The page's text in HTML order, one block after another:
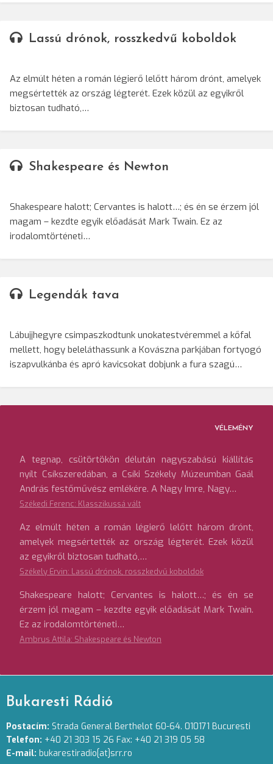
Lassú drónok, rosszkedvű koboldok
Az elmúlt héten a román légierő lelőtt három drónt, amelyek
megsértették az ország légterét. Ezek közül az egyikről
biztosan tudható,…
Shakespeare és Newton
Shakespeare halott; Cervantes is halott…; és én se érzem jól
magam – kezdte egyik előadását Mark Twain. Ez az
irodalomtörténeti…
Legendák tava
Lábujjhegyre csimpaszkodtunk unokatestvéremmel a kőfal
mellett, hogy beleláthassunk a Kovászna parkjában fortyogó
iszapvulkánba és apró kavicsokat dobjunk a fura szagú…
VÉLEMÉNY
A tegnap, csütörtökön délután nagyszabású kiállítás
nyílt Csíkszeredában, a Csíki Székely Múzeumban Gaál
András festőművész emlékére. A Nagy Imre, Nagy…
Székedi Ferenc: Klasszikussá vált
Az elmúlt héten a román légierő lelőtt három drónt,
amelyek megsértették az ország légterét. Ezek közül
az egyikről biztosan tudható,…
Székely Ervin: Lassú drónok, rosszkedvű koboldok
Shakespeare halott; Cervantes is halott…; és én se
érzem jól magam – kezdte egyik előadását Mark Twain.
Ez az irodalomtörténeti…
Ambrus Attila: Shakespeare és Newton
Bukaresti Rádió
Postacím: Strada General Berthelot 60-64. 010171 Bucuresti
Telefon: +40 21 303 15 26 Fax: +40 21 319 05 58
E-mail: bukarestiradio[at]srr.ro